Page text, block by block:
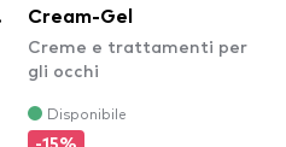
Cream-Gel
Creme e trattamenti per
gli occhi
Disponibile